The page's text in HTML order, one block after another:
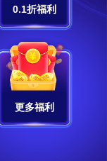
0.1折福利
更多福利